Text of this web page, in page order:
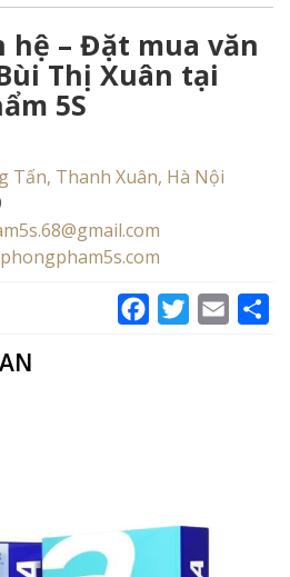
– Đặt mua văn
Thị Xuân tại
5S
Tấn, Thanh Xuân, Hà Nội
FacebookTwitterEmail